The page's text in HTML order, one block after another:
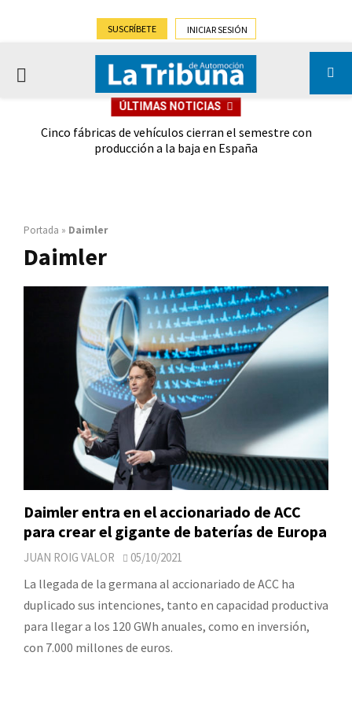
SUSCRÍBETE INICIAR SESIÓN
PRIMARY
ÚLTIMAS NOTICIAS
Cinco fábricas de vehículos cierran el semestre con
producción a la baja en España
Portada » Daimler
Daimler
Daimler entra en el accionariado de ACC
para crear el gigante de baterías de Europa
JUAN ROIG VALOR 05/10/2021
La llegada de la germana al accionariado de ACC ha
duplicado sus intenciones, tanto en capacidad productiva
para llegar a los 120 GWh anuales, como en inversión,
con 7.000 millones de euros.